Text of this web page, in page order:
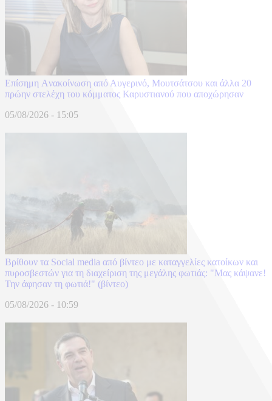
Επίσημη Aνακοίνωση από Αυγερινό, Μουτσάτσου και άλλα 20
πρώην στελέχη του κόμματος Καρυστιανού που αποχώρησαν
05/08/2026 - 15:05
Βρίθουν τα Social media από βίντεο με καταγγελίες κατοίκων και
πυροσβεστών για τη διαχείριση της μεγάλης φωτιάς: "Μας κάψανε!
Την άφησαν τη φωτιά!" (βίντεο)
05/08/2026 - 10:59